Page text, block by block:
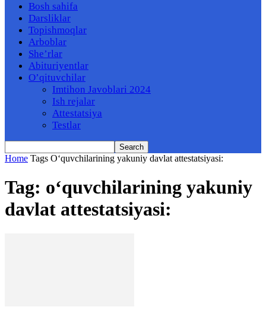
Bosh sahifa
Darsliklar
Topishmoqlar
Arboblar
She’rlar
Abituriyentlar
O’qituvchilar
Imtihon Javoblari 2024
Ish rejalar
Attestatsiya
Testlar
Home Tags Oʻquvchilarining yakuniy davlat attestatsiyasi:
Tag: oʻquvchilarining yakuniy
davlat attestatsiyasi: